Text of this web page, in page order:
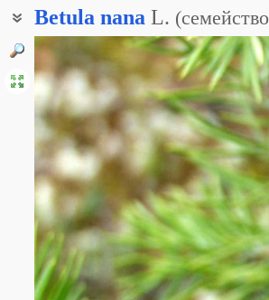
Betula nana L. (семейство
Берёзка карликовая
Берёзовый стланик
Ерник